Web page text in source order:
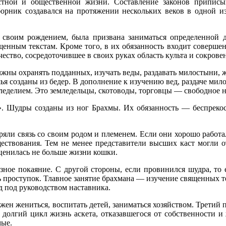
создавался на протяжении нескольких веков в
рождением, была призвана заниматься
текстам. Кроме того, в их обязанность входит
сосредоточившее в своих руках область культа и
охранять подданных, изучать веды, раздавать
созданы из бедер. В дополнение к изучению вед, раздаче
Это земледельцы, скотоводы, торговцы — свободное
Шудры созданы из ног Брахмы. Их обязанность —
связь со своим родом и племенем. Если они хорошо
Тем не менее представители высших каст могли
не больше жизни кошки.
покаяние. С другой стороны, если провинился шудра, то
проступок. Тлавное занятие брахмана — изучение священных
руководством наставника.
жениться, воспитать детей, заниматься хозяйством.
цикл жизнь аскета, отказавшегося от